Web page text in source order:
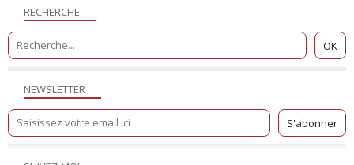
NEWSLETTER
RECHERCHE